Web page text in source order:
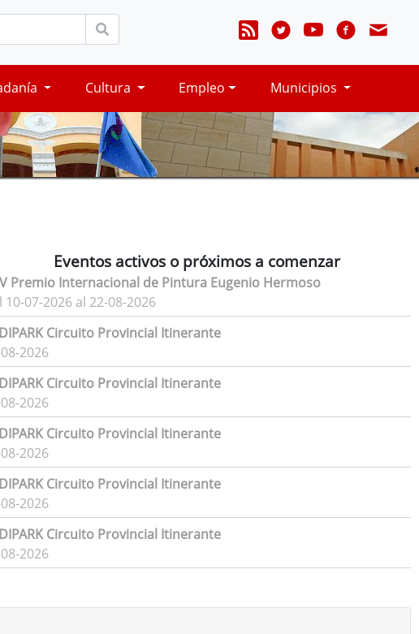
Cultura Empleo Municipios
Eventos activos o próximos a comenzar
Premio Internacional de Pintura Eugenio Hermoso
10-07-2026 al 22-08-2026
Circuito Provincial Itinerante
2026
Circuito Provincial Itinerante
2026
Circuito Provincial Itinerante
2026
Circuito Provincial Itinerante
2026
Circuito Provincial Itinerante
2026